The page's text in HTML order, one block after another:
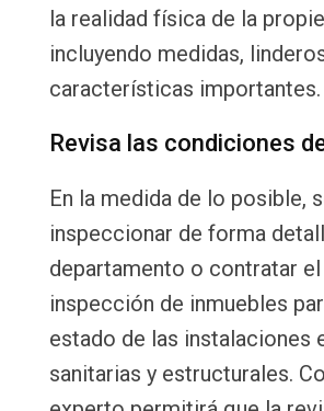
la realidad física de la
incluyendo medidas,
características importantes.
Revisa las condiciones
En la medida de lo posible,
inspeccionar de forma
departamento o contratar
inspección de inmuebles
estado de las instalaciones
sanitarias y estructurales.